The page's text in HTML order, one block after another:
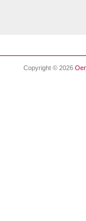
Copyright © 2026